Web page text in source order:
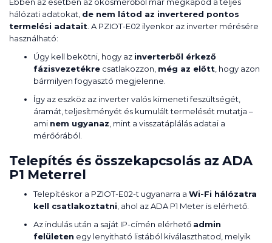
hálózati adatokat, de nem látod az invertered pontos
termelési adatait . A PZIOT-E02 ilyenkor az inverter mérésére
használható:
Úgy kell bekötni, hogy az inverterből érkező
fázisvezetékre csatlakozzon, még az előtt , hogy azon
bármilyen fogyasztó megjelenne.
Így az eszköz az inverter valós kimeneti feszültségét,
áramát, teljesítményét és kumulált termelését mutatja –
ami nem ugyanaz , mint a visszatáplálás adatai a
mérőórából.
Telepítés és összekapcsolás az ADA
P1 Meterrel
Telepítéskor a PZIOT-E02-t ugyanarra a Wi-Fi hálózatra
kell csatlakoztatni , ahol az ADA P1 Meter is elérhető.
Az indulás után a saját IP-címén elérhető admin
felületen egy lenyitható listából kiválaszthatod, melyik